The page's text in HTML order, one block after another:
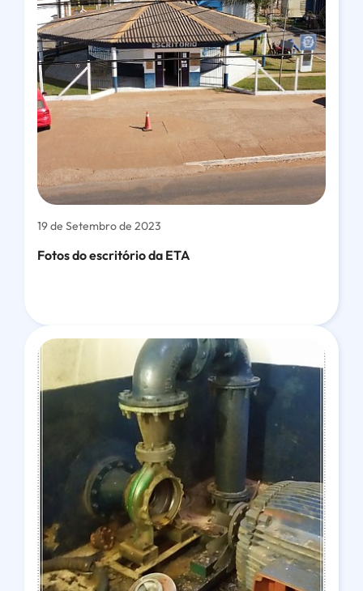
19 de Setembro de 2023
Fotos do escritório da ETA